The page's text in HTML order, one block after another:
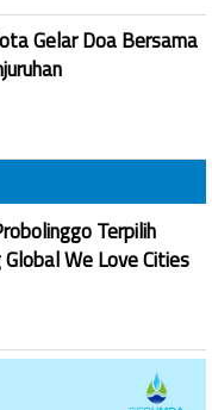
Gelar Doa Bersama
Terpilih
We Love Cities